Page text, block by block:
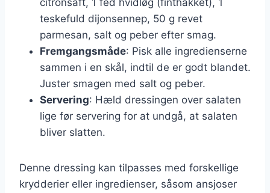
teskefuld dijonsennep, 50 g revet
parmesan, salt og peber efter smag.
Fremgangsmåde: Pisk alle ingredienserne
sammen i en skål, indtil de er godt blandet.
Juster smagen med salt og peber.
Servering: Hæld dressingen over salaten
lige før servering for at undgå, at salaten
bliver slatten.
Denne dressing kan tilpasses med forskellige
krydderier eller ingredienser, såsom ansjoser